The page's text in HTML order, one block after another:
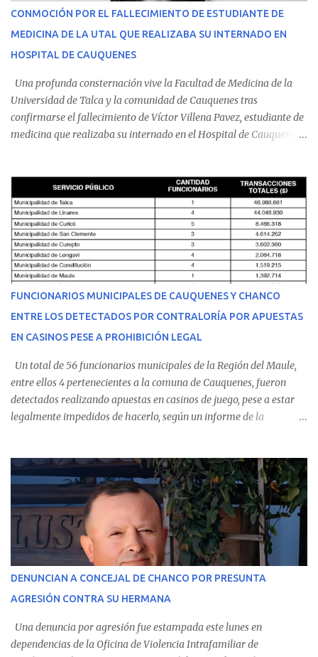
CONMOCIÓN POR EL FALLECIMIENTO DE ESTUDIANTE DE
MEDICINA DE LA UTAL QUE REALIZABA SU INTERNADO EN
HOSPITAL DE CAUQUENES
Una profunda consternación vive la Facultad de Medicina de la
Universidad de Talca y la comunidad de Cauquenes tras
confirmarse el fallecimiento de Víctor Villena Pavez, estudiante de
medicina que realizaba su internado en el Hospital de Cauquenes.
malestares físicos. Dada la complejidad de su estado de salud, el
equipo médico determinó su traslado de urgencia al Hospital
Regional de Talca y dado la urgencia la ambulancia partió hacia
Talca con escolta de Carabineros. En medio del traslado, el
estudiante de medicina de 25 años, se agravó y pese a los esfuerzos
del personal de emergencia terminó falleciendo, sin alcanzar a
recibir atención especializada en el centro de destino. Apenas se
conoció la gravedad de su condición, sus padres —residentes en
Villarrica— se trasladaron a Cauquenes con la esperanza de una
evolución favorable. No obstante, alrededo...
FUNCIONARIOS MUNICIPALES DE CAUQUENES Y CHANCO
ENTRE LOS DETECTADOS POR CONTRALORÍA POR APUESTAS
EN CASINOS PESE A PROHIBICIÓN LEGAL
Un total de 56 funcionarios municipales de la Región del Maule,
entre ellos 4 pertenecientes a la comuna de Cauquenes, fueron
detectados realizando apuestas en casinos de juego, pese a estar
legalmente impedidos de hacerlo, según un informe de la
estableció que estos funcionarios —quienes administran o
custodian fondos públicos— efectuaron transacciones por un
monto total de $116.075.918 entre enero de 2024 y junio de 2025.
En el detalle regional, se indica que en la comuna de Cauquenes se
identificó a cuatro funcionarios involucrados en este tipo de
operaciones. Asimismo, se precisa que uno de los casos
corresponde a un funcionario de la Municipalidad de Chanco,
detectaron incumplimientos a la normativa vigente. El informe
precisa que la mayor cantidad de dinero apostado se registró en
Talca, donde...
DENUNCIAN A CONCEJAL DE CHANCO POR PRESUNTA
AGRESIÓN CONTRA SU HERMANA
Una denuncia por agresión fue estampada este lunes en
dependencias de la Oficina de Violencia Intrafamiliar de